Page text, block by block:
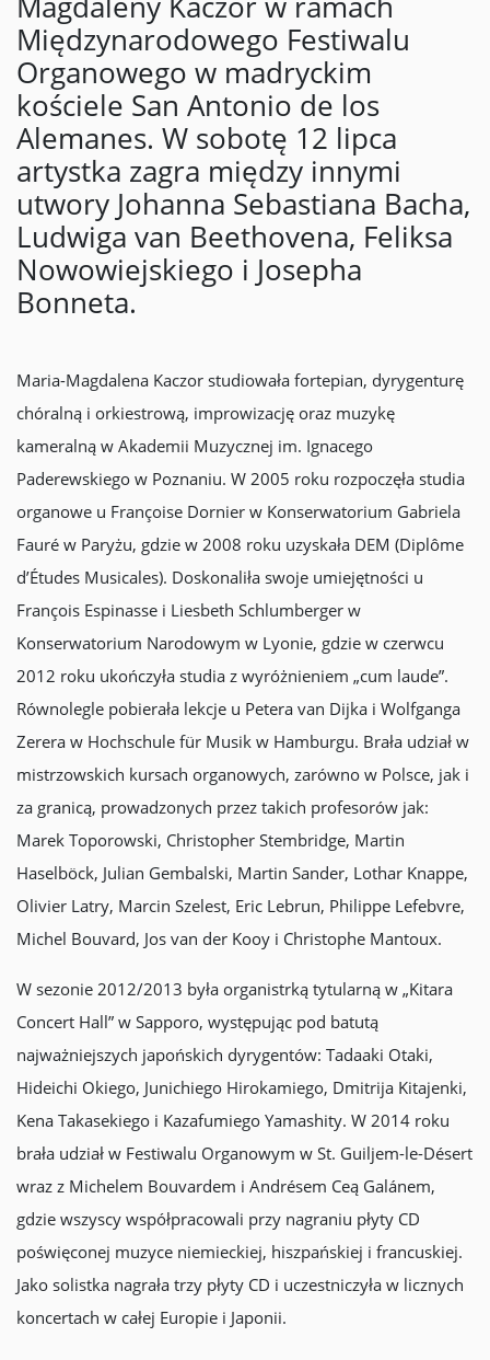
Międzynarodowego Festiwalu
Organowego w madryckim
kościele San Antonio de los
Alemanes. W sobotę 12 lipca
artystka zagra między innymi
utwory Johanna Sebastiana Bacha,
Ludwiga van Beethovena, Feliksa
Nowowiejskiego i Josepha
Bonneta.
Maria-Magdalena Kaczor studiowała fortepian, dyrygenturę
chóralną i orkiestrową, improwizację oraz muzykę
kameralną w Akademii Muzycznej im. Ignacego
Paderewskiego w Poznaniu. W 2005 roku rozpoczęła studia
organowe u Françoise Dornier w Konserwatorium Gabriela
Fauré w Paryżu, gdzie w 2008 roku uzyskała DEM (Diplôme
d’Études Musicales). Doskonaliła swoje umiejętności u
François Espinasse i Liesbeth Schlumberger w
Konserwatorium Narodowym w Lyonie, gdzie w czerwcu
2012 roku ukończyła studia z wyróżnieniem „cum laude”.
Równolegle pobierała lekcje u Petera van Dijka i Wolfganga
Zerera w Hochschule für Musik w Hamburgu. Brała udział w
mistrzowskich kursach organowych, zarówno w Polsce, jak i
za granicą, prowadzonych przez takich profesorów jak:
Marek Toporowski, Christopher Stembridge, Martin
Haselböck, Julian Gembalski, Martin Sander, Lothar Knappe,
Olivier Latry, Marcin Szelest, Eric Lebrun, Philippe Lefebvre,
Michel Bouvard, Jos van der Kooy i Christophe Mantoux.
W sezonie 2012/2013 była organistrką tytularną w „Kitara
Concert Hall” w Sapporo, występując pod batutą
najważniejszych japońskich dyrygentów: Tadaaki Otaki,
Hideichi Okiego, Junichiego Hirokamiego, Dmitrija Kitajenki,
Kena Takasekiego i Kazafumiego Yamashity. W 2014 roku
brała udział w Festiwalu Organowym w St. Guiljem-le-Désert
wraz z Michelem Bouvardem i Andrésem Ceą Galánem,
gdzie wszyscy współpracowali przy nagraniu płyty CD
poświęconej muzyce niemieckiej, hiszpańskiej i francuskiej.
Jako solistka nagrała trzy płyty CD i uczestniczyła w licznych
koncertach w całej Europie i Japonii.